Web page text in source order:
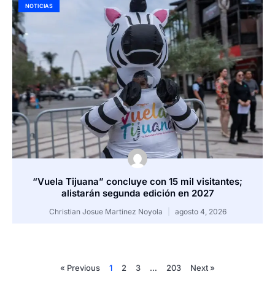
NOTICIAS
“Vuela Tijuana” concluye con 15 mil visitantes;
alistarán segunda edición en 2027
Christian Josue Martinez Noyola agosto 4, 2026
« Previous 1 2 3 … 203 Next »